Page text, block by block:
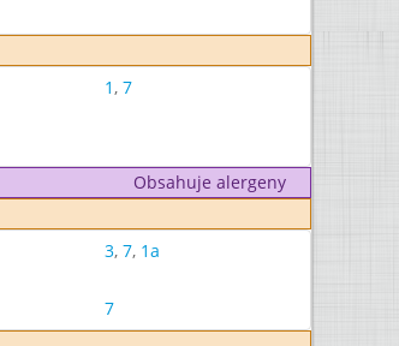
1, 7
Obsahuje alergeny
3, 7, 1a
7